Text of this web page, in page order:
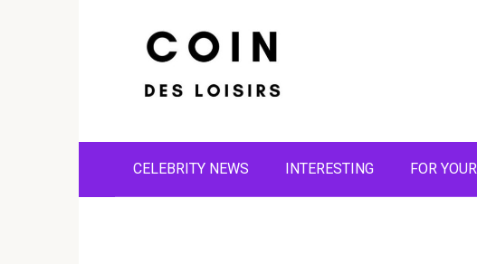
CELEBRITY NEWS INTERESTING FOR